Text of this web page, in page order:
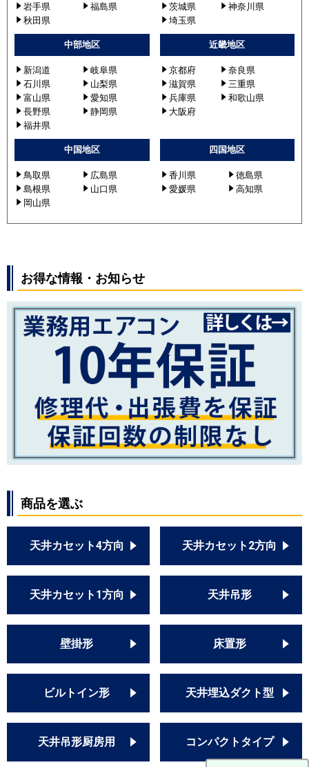
岩手県
福島県
秋田県
茨城県
神奈川県
埼玉県
中部地区
新潟道
岐阜県
石川県
山梨県
富山県
愛知県
長野県
静岡県
福井県
近畿地区
京都府
奈良県
滋賀県
三重県
兵庫県
和歌山県
大阪府
中国地区
鳥取県
広島県
島根県
山口県
岡山県
四国地区
香川県
徳島県
愛媛県
高知県
お得な情報・お知らせ
商品を選ぶ
天井カセット4方向 天井カセット2方向
天井カセット1方向 天井吊形
壁掛形 床置形
ビルトイン形 天井埋込ダクト型
天井吊形厨房用 コンパクトタイプ